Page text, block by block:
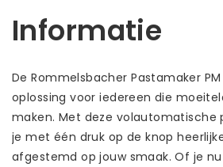
Informatie
De Rommelsbacher Pastamaker
oplossing voor iedereen die
maken. Met deze volautomatische
je met één druk op de knop
afgestemd op jouw smaak. Of je